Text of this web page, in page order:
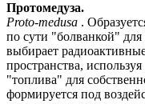
Протомедуза.
Proto-medusa .
по сути "болванкой" для
выбирает
пространства,
"топлива" для
формируется под